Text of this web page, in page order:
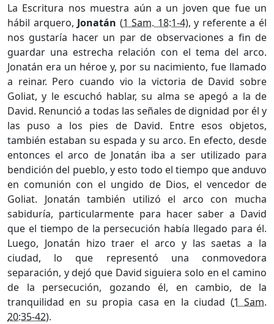
La Escritura nos muestra aún a un joven que fue un
hábil arquero, Jonatán (1 Sam. 18:1-4), y referente a él
nos gustaría hacer un par de observaciones a fin de
guardar una estrecha relación con el tema del arco.
Jonatán era un héroe y, por su nacimiento, fue llamado
a reinar. Pero cuando vio la victoria de David sobre
Goliat, y le escuchó hablar, su alma se apegó a la de
David. Renunció a todas las señales de dignidad por él y
las puso a los pies de David. Entre esos objetos,
también estaban su espada y su arco. En efecto, desde
entonces el arco de Jonatán iba a ser utilizado para
bendición del pueblo, y esto todo el tiempo que anduvo
en comunión con el ungido de Dios, el vencedor de
Goliat. Jonatán también utilizó el arco con mucha
sabiduría, particularmente para hacer saber a David
que el tiempo de la persecución había llegado para él.
Luego, Jonatán hizo traer el arco y las saetas a la
ciudad, lo que representó una conmovedora
separación, y dejó que David siguiera solo en el camino
de la persecución, gozando él, en cambio, de la
tranquilidad en su propia casa en la ciudad (1 Sam.
20:35-42).